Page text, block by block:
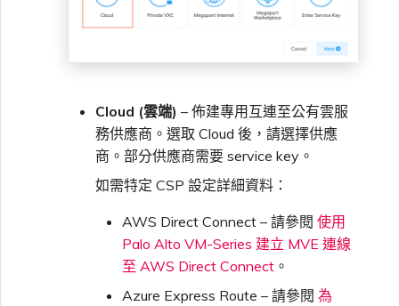
遷移 VXC 和 IX
單一登入（SSO）功能與使
單一登入（SSO）常見問題
疑難排解後續步驟
提供偵錯資訊以加快支援回應
Cloud (雲端) – 佈建專用互連至公有雲服
務供應商。選取 Cloud 後，請選擇供應
商。部分供應商需要 service key。
如需特定 CSP 設定詳細資料：
AWS Direct Connect – 請參閱 使用
Palo Alto VM-Series 建立 MVE 連線
至 AWS Direct Connect 。
Azure Express Route – 請參閱 為